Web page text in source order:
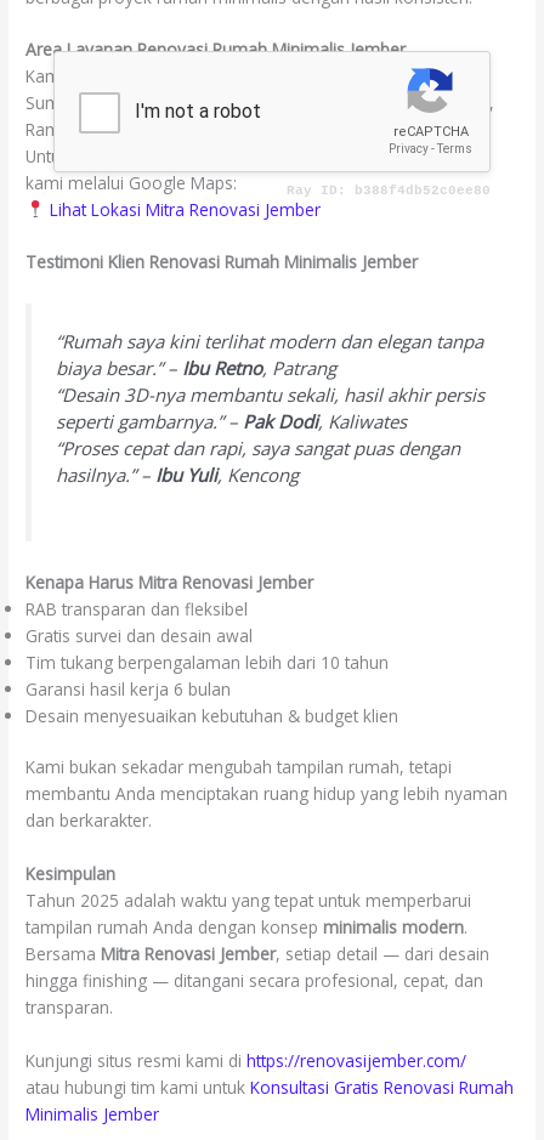
Area Layanan Renovasi Rumah Minimalis Jember
Kami melayani renovasi rumah di seluruh wilayah Jember:
Sumbersari, Kaliwates, Patrang, Ambulu, Kencong, Wuluhan,
Rambipuji, Puger, Semboro, dan Arjasa.
Untuk lokasi survei atau pertemuan, Anda bisa mengunjungi
kami melalui Google Maps:
Lihat Lokasi Mitra Renovasi Jember
Testimoni Klien Renovasi Rumah Minimalis Jember
“Rumah saya kini terlihat modern dan elegan tanpa
biaya besar.” – Ibu Retno, Patrang
“Desain 3D-nya membantu sekali, hasil akhir persis
seperti gambarnya.” – Pak Dodi, Kaliwates
“Proses cepat dan rapi, saya sangat puas dengan
hasilnya.” – Ibu Yuli, Kencong
Kenapa Harus Mitra Renovasi Jember
RAB transparan dan fleksibel
Gratis survei dan desain awal
Tim tukang berpengalaman lebih dari 10 tahun
Garansi hasil kerja 6 bulan
Desain menyesuaikan kebutuhan & budget klien
Kami bukan sekadar mengubah tampilan rumah, tetapi
membantu Anda menciptakan ruang hidup yang lebih nyaman
dan berkarakter.
Kesimpulan
Tahun 2025 adalah waktu yang tepat untuk memperbarui
tampilan rumah Anda dengan konsep minimalis modern.
Bersama Mitra Renovasi Jember, setiap detail — dari desain
hingga finishing — ditangani secara profesional, cepat, dan
transparan.
Kunjungi situs resmi kami dihttps://renovasijember.com/
atau hubungi tim kami untukKonsultasi Gratis Renovasi Rumah
Minimalis Jember